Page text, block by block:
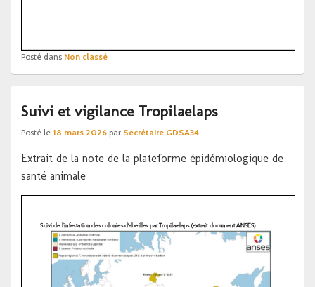
Posté dans Non classé
Suivi et vigilance Tropilaelaps
Posté le 18 mars 2026 par Secrétaire GDSA34
Extrait de la note de la plateforme épidémiologique de
santé animale